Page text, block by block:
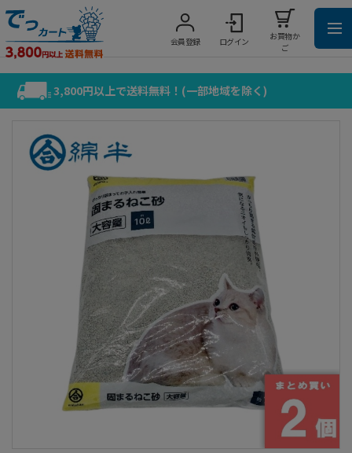
会員登録 ログイン
お買物か
ご
3,800円以上で送料無料！(一部地域を除く)